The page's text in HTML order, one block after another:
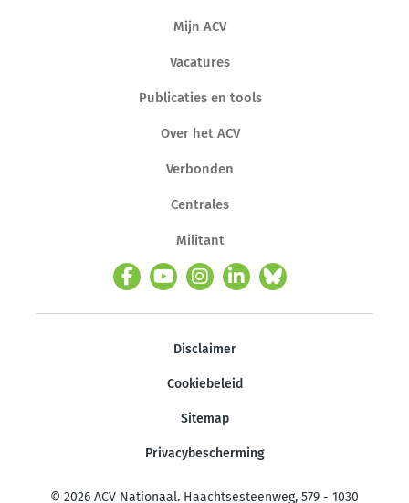
Mijn ACV
Vacatures
Publicaties en tools
Over het ACV
Verbonden
Centrales
Militant
Disclaimer
Cookiebeleid
Sitemap
Privacybescherming
© 2026 ACV Nationaal. Haachtsesteenweg, 579 - 1030